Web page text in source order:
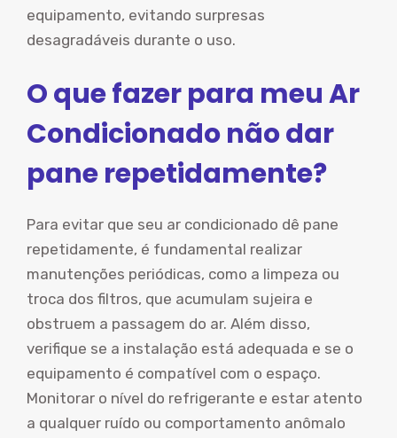
equipamento, evitando surpresas
desagradáveis durante o uso.
O que fazer para meu Ar
Condicionado não dar
pane repetidamente?
Para evitar que seu ar condicionado dê pane
repetidamente, é fundamental realizar
manutenções periódicas, como a limpeza ou
troca dos filtros, que acumulam sujeira e
obstruem a passagem do ar. Além disso,
verifique se a instalação está adequada e se o
equipamento é compatível com o espaço.
Monitorar o nível do refrigerante e estar atento
a qualquer ruído ou comportamento anômalo